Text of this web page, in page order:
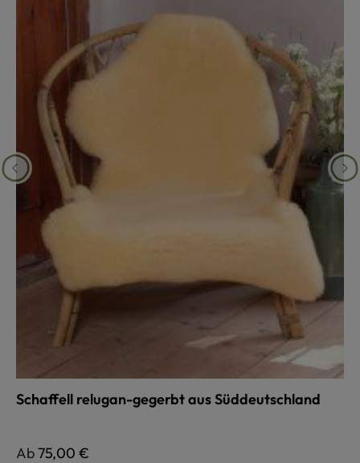
Schaffell relugan-gegerbt aus Süddeutschland
Regulärer Preis:
Ab75,00 €